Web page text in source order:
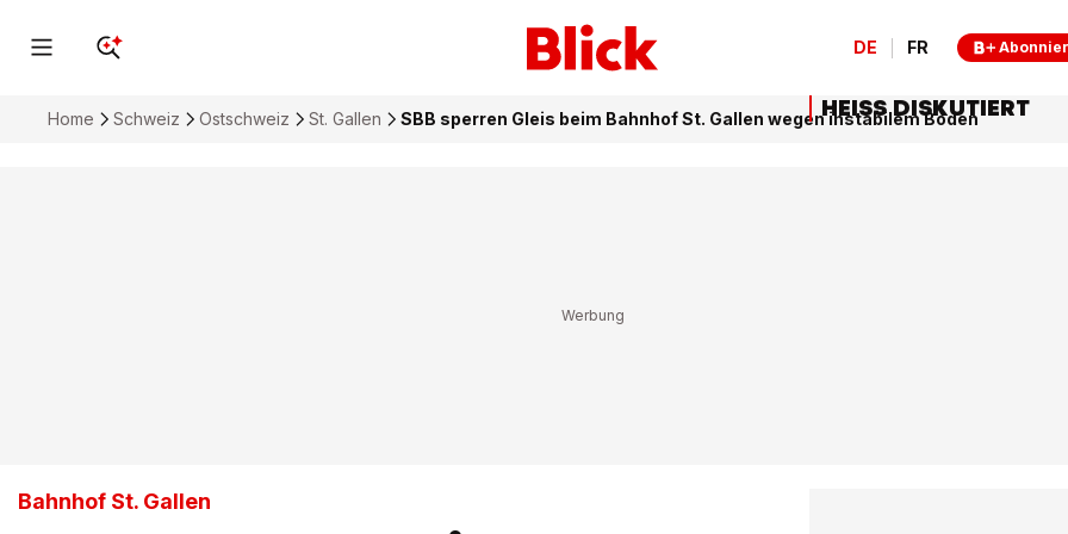
DE FR
Home Schweiz Ostschweiz St. Gallen SBB sperren Gleis beim Bahnhof St. Gallen wegen instabilem Boden
Bahnhof St. Gallen
HEISS DISKUTIERT